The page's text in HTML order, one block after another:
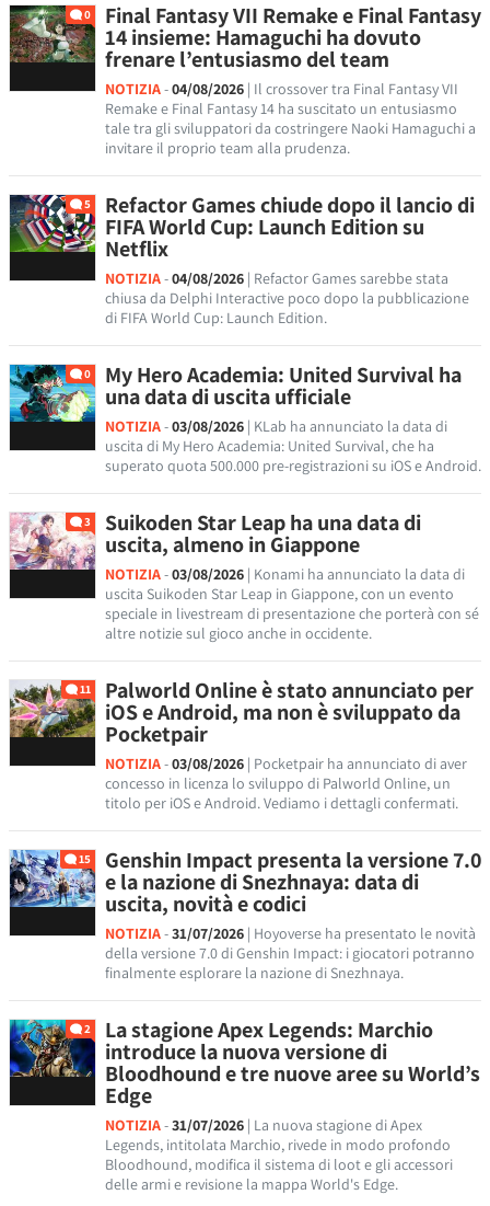
0 Final Fantasy VII Remake e Final Fantasy
14 insieme: Hamaguchi ha dovuto
frenare l’entusiasmo del team
NOTIZIA-04/08/2026 | Il crossover tra Final Fantasy VII
Remake e Final Fantasy 14 ha suscitato un entusiasmo
tale tra gli sviluppatori da costringere Naoki Hamaguchi a
invitare il proprio team alla prudenza.
5 Refactor Games chiude dopo il lancio di
FIFA World Cup: Launch Edition su
Netflix
NOTIZIA-04/08/2026 | Refactor Games sarebbe stata
chiusa da Delphi Interactive poco dopo la pubblicazione
di FIFA World Cup: Launch Edition.
0 My Hero Academia: United Survival ha
una data di uscita ufficiale
NOTIZIA-03/08/2026 | KLab ha annunciato la data di
uscita di My Hero Academia: United Survival, che ha
superato quota 500.000 pre-registrazioni su iOS e Android.
3 Suikoden Star Leap ha una data di
uscita, almeno in Giappone
NOTIZIA-03/08/2026 | Konami ha annunciato la data di
uscita Suikoden Star Leap in Giappone, con un evento
speciale in livestream di presentazione che porterà con sé
altre notizie sul gioco anche in occidente.
11 Palworld Online è stato annunciato per
iOS e Android, ma non è sviluppato da
Pocketpair
NOTIZIA-03/08/2026 | Pocketpair ha annunciato di aver
concesso in licenza lo sviluppo di Palworld Online, un
titolo per iOS e Android. Vediamo i dettagli confermati.
15 Genshin Impact presenta la versione 7.0
e la nazione di Snezhnaya: data di
uscita, novità e codici
NOTIZIA-31/07/2026 | Hoyoverse ha presentato le novità
della versione 7.0 di Genshin Impact: i giocatori potranno
finalmente esplorare la nazione di Snezhnaya.
2 La stagione Apex Legends: Marchio
introduce la nuova versione di
Bloodhound e tre nuove aree su World’s
Edge
NOTIZIA-31/07/2026 | La nuova stagione di Apex
Legends, intitolata Marchio, rivede in modo profondo
Bloodhound, modifica il sistema di loot e gli accessori
delle armi e revisione la mappa World's Edge.